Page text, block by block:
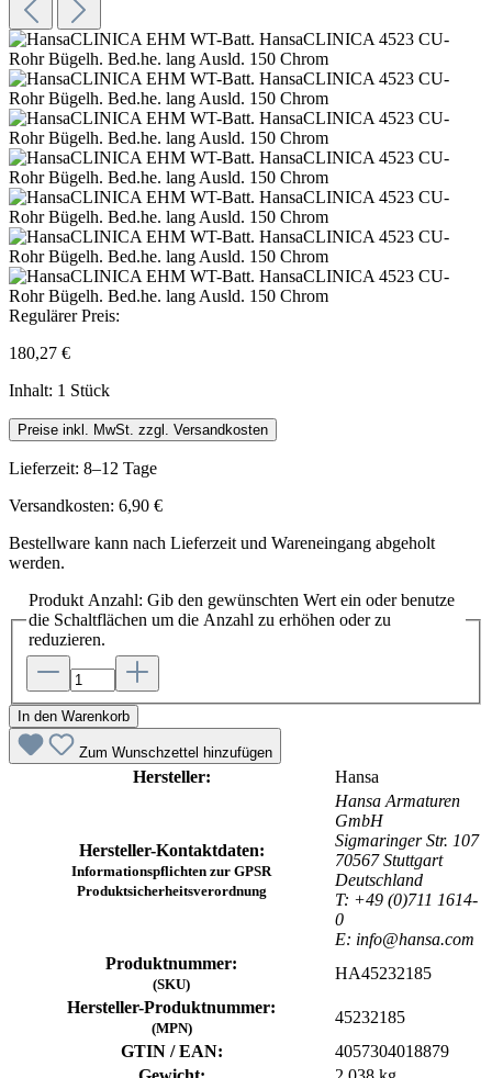
Regulärer Preis:
180,27 €
Inhalt: 1 Stück
Preise inkl. MwSt. zzgl. Versandkosten
Lieferzeit: 8–12 Tage
Versandkosten: 6,90 €
Bestellware kann nach Lieferzeit und Wareneingang abgeholt
werden.
Produkt Anzahl: Gib den gewünschten Wert ein oder benutze
die Schaltflächen um die Anzahl zu erhöhen oder zu
reduzieren.
In den Warenkorb
Zum Wunschzettel hinzufügen
Hersteller: Hansa
Hersteller-Kontaktdaten:
Informationspflichten zur GPSR
Produktsicherheitsverordnung
Hansa Armaturen
GmbH
Sigmaringer Str. 107
70567 Stuttgart
Deutschland
T: +49 (0)711 1614-
0
E: info@hansa.com
Produktnummer:
(SKU)
HA45232185
Hersteller-Produktnummer:
(MPN)
45232185
GTIN / EAN:
4057304018879